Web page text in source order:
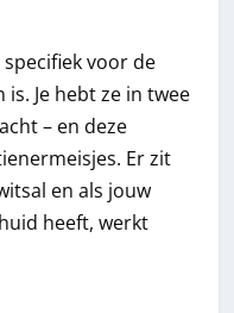
voor de
Je hebt ze in twee
– en deze
Er zit
en als jouw
heeft, werkt